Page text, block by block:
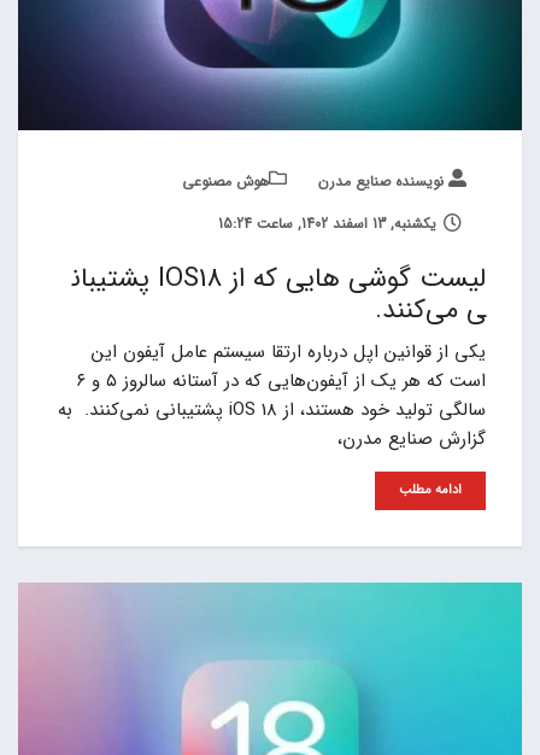
نویسنده صنایع مدرن
هوش مصنوعی
یکشنبه, 13 اسفند 1402, ساعت 15:24
لیست گوشی هایی که از IOS18 پشتیبان
ی می‌کنند.
یکی از قوانین اپل درباره ارتقا سیستم عامل آیفون این
است که هر یک از آیفون‌هایی که در آستانه سالروز ۵ و ۶
سالگی تولید خود هستند، از iOS 18 پشتیبانی نمی‌کنند. به
گزارش صنایع مدرن،
ادامه مطلب